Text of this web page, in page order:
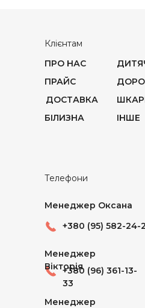
Клієнтам
ПРО НАС
ПРАЙС
БІЛИЗНА
Телефони
+380 (95) 582-24-
+380 (96) 361-13-
33
ДОСТАВКА
Менеджер Оксана
Менеджер
Вікторія
ІНШЕ
Менеджер